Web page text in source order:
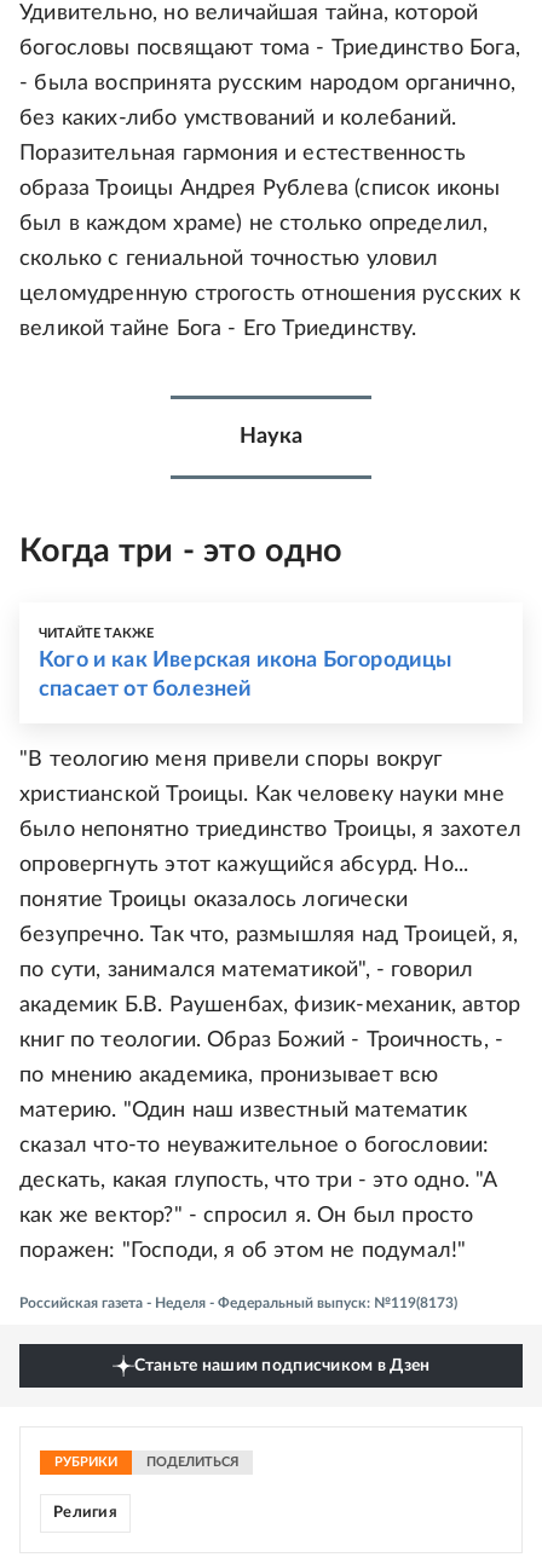
Удивительно, но величайшая тайна, которой
богословы посвящают тома - Триединство Бога,
- была воспринята русским народом органично,
без каких-либо умствований и колебаний.
Поразительная гармония и естественность
образа Троицы Андрея Рублева (список иконы
был в каждом храме) не столько определил,
сколько с гениальной точностью уловил
целомудренную строгость отношения русских к
великой тайне Бога - Его Триединству.
Наука
Когда три - это одно
ЧИТАЙТЕ ТАКЖЕ
Кого и как Иверская икона Богородицы
спасает от болезней
"В теологию меня привели споры вокруг
христианской Троицы. Как человеку науки мне
было непонятно триединство Троицы, я захотел
опровергнуть этот кажущийся абсурд. Но...
понятие Троицы оказалось логически
безупречно. Так что, размышляя над Троицей, я,
по сути, занимался математикой", - говорил
академик Б.В. Раушенбах, физик-механик, автор
книг по теологии. Образ Божий - Троичность, -
по мнению академика, пронизывает всю
материю. "Один наш известный математик
сказал что-то неуважительное о богословии:
дескать, какая глупость, что три - это одно. "А
как же вектор?" - спросил я. Он был просто
поражен: "Господи, я об этом не подумал!"
Российская газета - Неделя - Федеральный выпуск: №119(8173)
Станьте нашим подписчиком в Дзен
РУБРИКИ ПОДЕЛИТЬСЯ
Религия